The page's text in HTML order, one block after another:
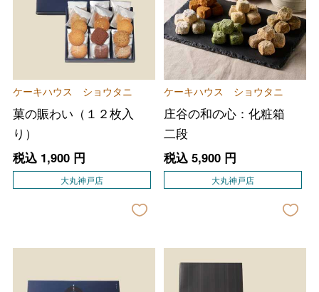
ケーキハウス ショウタニ
菓の賑わい（１２枚入
り）
税込 1,900円
大丸神戸店
ケーキハウス ショウタニ
庄谷の和の心：化粧箱
二段
税込 5,900円
大丸神戸店